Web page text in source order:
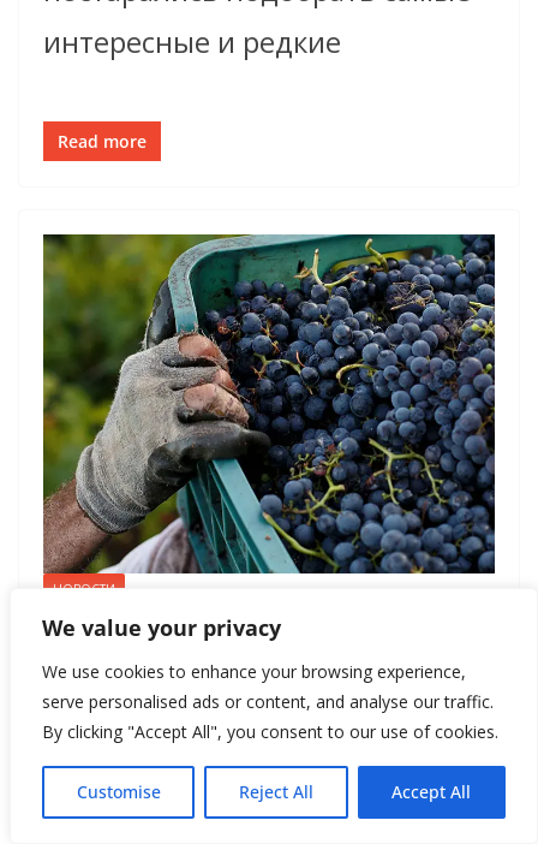
We value your privacy
We use cookies to enhance your browsing experience,
serve personalised ads or content, and analyse our traffic.
By clicking "Accept All", you consent to our use of cookies.
Customise Reject All Accept All
интересные и редкие
Read more
НОВОСТИ
March 31, 2014 Редакция журнала New Style
Виноделие Шотландии может
дать фору французскому
В сентябре первый урожай
винограда планирует собрать